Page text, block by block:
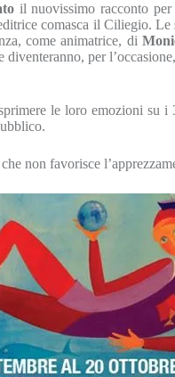
il nuovissimo racconto
comasca il Ciliegio. Le
come animatrice, di
diventeranno, per
le loro emozioni su
non favorisce